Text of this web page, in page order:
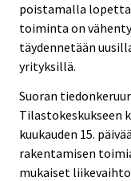
poistamalla
toiminta on
täydennetään
yrityksillä.
Suoran
Tilastokeskukseen
kuukauden 15.
rakentamisen
mukaiset